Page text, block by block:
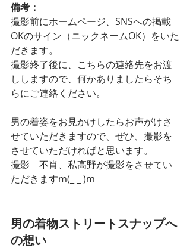
備考：
撮影前にホームページ、SNSへの掲載
OKのサイン（ニックネームOK）をいた
だきます。
撮影終了後に、こちらの連絡先をお渡
ししますので、何かありましたらそち
らにご連絡ください。
男の着姿をお見かけしたらお声がけさ
せていただきますので、ぜひ、撮影を
させていただければと思います。
撮影　不肖、私高野が撮影をさせてい
ただきますm(_ _ )m
男の着物ストリートスナップへ
の想い